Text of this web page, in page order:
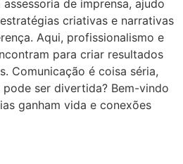
de imprensa, ajudo
criativas e narrativas
Aqui, profissionalismo e
para criar resultados
Comunicação é coisa séria,
pode ser divertida? Bem-vindo
ganham vida e conexões